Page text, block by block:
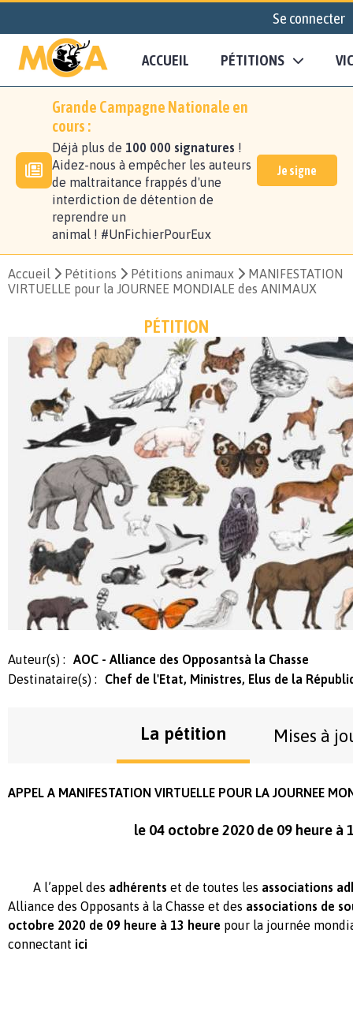
Se connecter
ACCUEIL PÉTITIONS
Grande Campagne Nationale en
cours :
Déjà plus de 100 000 signatures !
Aidez-nous à empêcher les auteurs
de maltraitance frappés d'une
interdiction de détention de
reprendre un
animal ! #UnFichierPourEux
Je signe
Accueil Pétitions Pétitions animaux
MANIFESTATION
VIRTUELLE pour la JOURNEE MONDIALE des ANIMAUX
PÉTITION
Auteur(s) :
AOC - Alliance des Opposantsà la Chasse
Destinataire(s) :
Chef de l'Etat, Ministres, Elus de la
La pétition Mises à
APPEL A MANIFESTATION VIRTUELLE POUR LA JOURNEE
le 04 octobre 2020 de 09 heure à
A l’appel des adhérents et de toutes les associations
Alliance des Opposants à la Chasse et des associations de
octobre 2020 de 09 heure à 13 heure pour la journée
connectant ici